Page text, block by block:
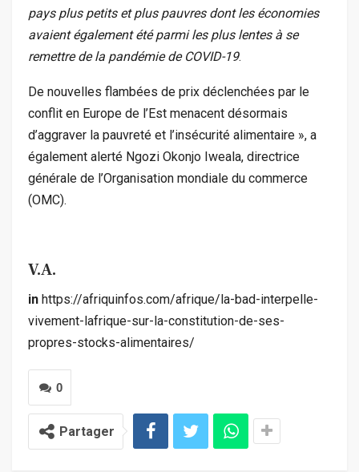
pays plus petits et plus pauvres dont les économies
avaient également été parmi les plus lentes à se
remettre de la pandémie de COVID-19.
De nouvelles flambées de prix déclenchées par le
conflit en Europe de l’Est menacent désormais
d’aggraver la pauvreté et l’insécurité alimentaire », a
également alerté Ngozi Okonjo Iweala, directrice
générale de l’Organisation mondiale du commerce
(OMC).
V.A.
in https://afriquinfos.com/afrique/la-bad-interpelle-
vivement-lafrique-sur-la-constitution-de-ses-
propres-stocks-alimentaires/
0
Partager